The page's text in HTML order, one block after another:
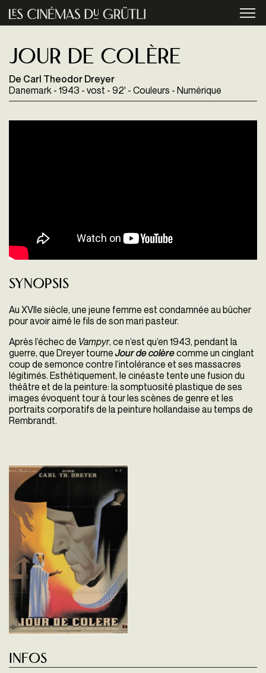
Aller au contenu principal
Jour de colère
De Carl Theodor Dreyer
Danemark - 1943 - vost - 92' - Couleurs - Numérique
Synopsis
Au XVIIe siècle, une jeune femme est condamnée au bûcher
pour avoir aimé le fils de son mari pasteur.
Après l’échec de Vampyr, ce n’est qu’en 1943, pendant la
guerre, que Dreyer tourne Jour de colèrecomme un cinglant
coup de semonce contre l’intolérance et ses massacres
légitimés. Esthétiquement, le cinéaste tente une fusion du
théâtre et de la peinture: la somptuosité plastique de ses
images évoquent tour à tour les scènes de genre et les
portraits corporatifs de la peinture hollandaise au temps de
Rembrandt.
Infos